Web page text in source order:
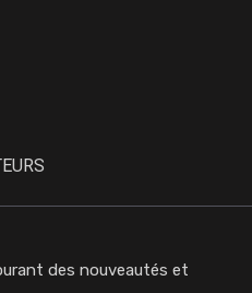
des nouveautés et